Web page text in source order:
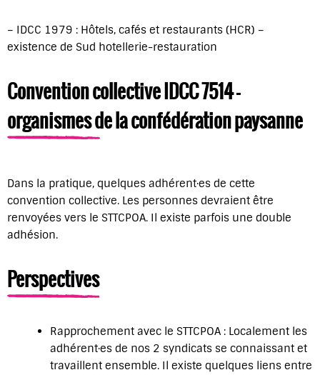
– IDCC 1979 : Hôtels, cafés et restaurants (HCR) –
existence de Sud hotellerie-restauration
Convention collective IDCC 7514 –
organismes de la confédération paysanne
Dans la pratique, quelques adhérent·es de cette
convention collective. Les personnes devraient être
renvoyées vers le STTCPOA. Il existe parfois une double
adhésion.
Perspectives
Rapprochement avec le STTCPOA : Localement les
adhérent·es de nos 2 syndicats se connaissant et
travaillent ensemble. Il existe quelques liens entre